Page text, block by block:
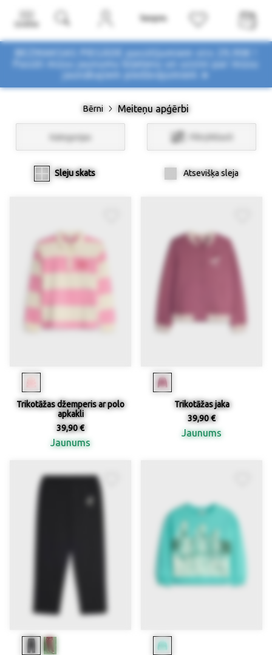
BEZMAKSAS PIEGĀDE pasūtījumiem virs 29,90€ !
Pasūti mūsu jaunumu biļetenu un uzzini par mūsu
Bērni Meiteņu apģērbi
Kategorijas Filtri/Atlasīt
Sleju skats Atsevišķa sleja
Trikotāžas džemperis ar polo
apkakli
39,90 €
Jaunums
Trikotāžas jaka
39,90 €
Jaunums